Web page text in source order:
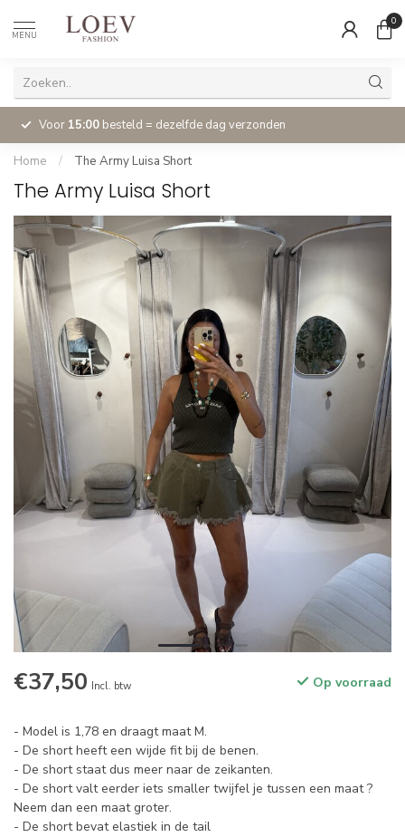
MENU
0
Voor 15:00 besteld = dezelfde dag verzonden
Home / The Army Luisa Short
The Army Luisa Short
€37,50 Incl. btw Op voorraad
- Model is 1,78 en draagt maat M.
- De short heeft een wijde fit bij de benen.
- De short staat dus meer naar de zeikanten.
- De short valt eerder iets smaller twijfel je tussen een maat ?
Neem dan een maat groter.
- De short bevat elastiek in de tail